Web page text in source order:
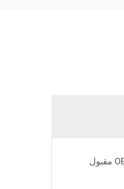
مكان المنشأ قوانغدونغ، الصين الطاقة الكهربائية نعم الحجم أبعاد الواقف: 1900 * 850 * 800 اسم العلامة التجارية Boer OEM مقبول OEM مقبول